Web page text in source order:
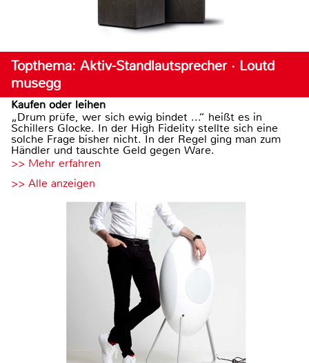
Topthema: Aktiv-Standlautsprecher · Loutd
musegg
Kaufen oder leihen
„Drum prüfe, wer sich ewig bindet ...“ heißt es in
Schillers Glocke. In der High Fidelity stellte sich eine
solche Frage bisher nicht. In der Regel ging man zum
Händler und tauschte Geld gegen Ware.
>> Mehr erfahren
>> Alle anzeigen